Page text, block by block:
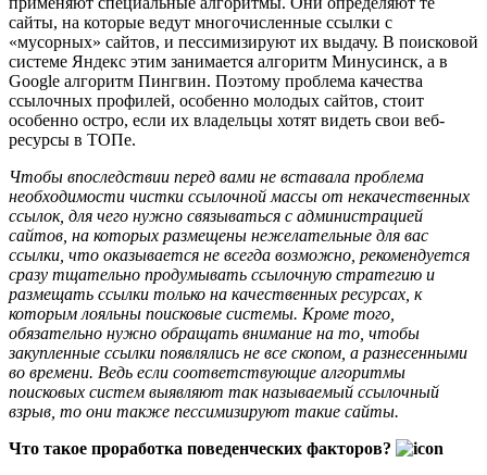
сайты, на которые ведут многочисленные ссылки с
«мусорных» сайтов, и пессимизируют их выдачу. В поисковой
системе Яндекс этим занимается алгоритм Минусинск, а в
Google алгоритм Пингвин. Поэтому проблема качества
ссылочных профилей, особенно молодых сайтов, стоит
особенно остро, если их владельцы хотят видеть свои веб-
ресурсы в ТОПе.
Чтобы впоследствии перед вами не вставала проблема
необходимости чистки ссылочной массы от некачественных
ссылок, для чего нужно связываться с администрацией
сайтов, на которых размещены нежелательные для вас
ссылки, что оказывается не всегда возможно, рекомендуется
сразу тщательно продумывать ссылочную стратегию и
размещать ссылки только на качественных ресурсах, к
которым лояльны поисковые системы. Кроме того,
обязательно нужно обращать внимание на то, чтобы
закупленные ссылки появлялись не все скопом, а разнесенными
во времени. Ведь если соответствующие алгоритмы
поисковых систем выявляют так называемый ссылочный
взрыв, то они также пессимизируют такие сайты.
Что такое проработка поведенческих факторов?